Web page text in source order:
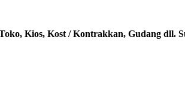
Kios, Kost / Kontrakkan, Gudang dll.